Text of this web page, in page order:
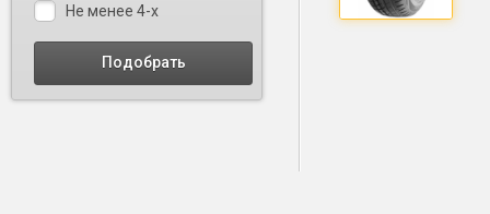
Не менее 4-х